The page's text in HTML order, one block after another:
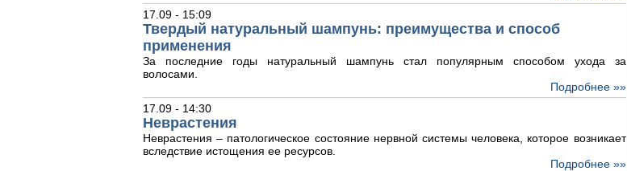
17.09 - 15:09
Твердый натуральный шампунь: преимущества и способ
применения
За последние годы натуральный шампунь стал популярным способом ухода за
волосами.
Подробнее »»
17.09 - 14:30
Неврастения
Неврастения – патологическое состояние нервной системы человека, которое возникает
вследствие истощения ее ресурсов.
Подробнее »»